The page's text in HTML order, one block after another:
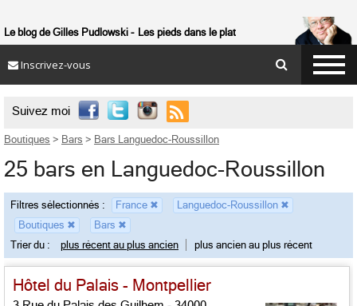
Le blog de Gilles Pudlowski Les pieds dans le plat
Inscrivez-vous
Suivez moi 
Boutiques > Bars > Bars Languedoc-Roussillon
25 bars en Languedoc-Roussillon
Filtres sélectionnés : France ✖ Languedoc-Roussillon ✖
Boutiques ✖ Bars ✖
Trier du :
plus récent au plus ancien plus ancien au plus récent
Hôtel du Palais - Montpellier